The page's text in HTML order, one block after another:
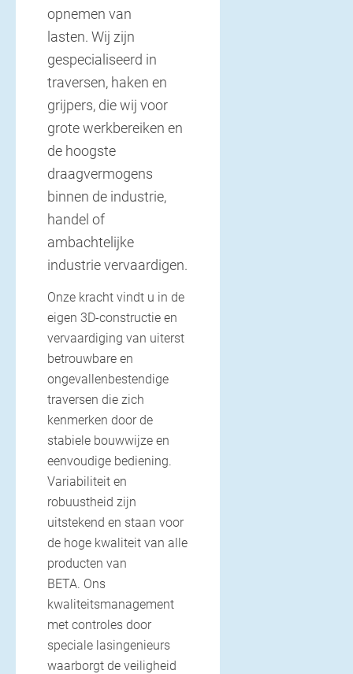
opnemen van
lasten. Wij zijn
gespecialiseerd in
traversen, haken en
grijpers, die wij voor
grote werkbereiken en
de hoogste
draagvermogens
binnen de industrie,
handel of
ambachtelijke
industrie vervaardigen.
Onze kracht vindt u in de
eigen 3D-constructie en
vervaardiging van uiterst
betrouwbare en
ongevallenbestendige
traversen die zich
kenmerken door de
stabiele bouwwijze en
eenvoudige bediening.
Variabiliteit en
robuustheid zijn
uitstekend en staan voor
de hoge kwaliteit van alle
producten van
BETA. Ons
kwaliteitsmanagement
met controles door
speciale lasingenieurs
waarborgt de veiligheid